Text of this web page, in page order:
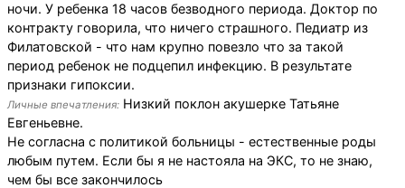
ночи. У ребенка 18 часов безводного периода. Доктор по
контракту говорила, что ничего страшного. Педиатр из
Филатовской - что нам крупно повезло что за такой
период ребенок не подцепил инфекцию. В результате
признаки гипоксии.
Личные впечатления: Низкий поклон акушерке Татьяне
Евгеньевне.
Не согласна с политикой больницы - естественные роды
любым путем. Если бы я не настояла на ЭКС, то не знаю,
чем бы все закончилось